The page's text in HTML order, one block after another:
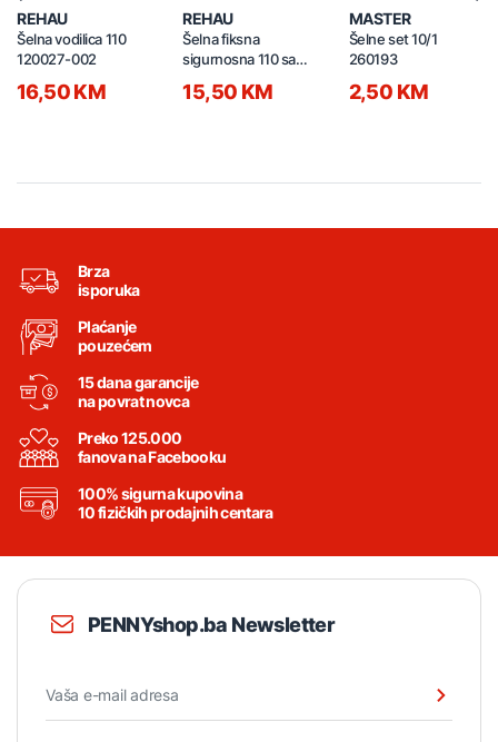
REHAU
Šelna vodilica 110
120027-002
16,50 KM
REHAU
Šelna fiksna
sigurnosna 110 sa
120029-002
15,50 KM
MASTER
Šelne set 10/1
260193
2,50 KM
Previous
Brza
isporuka
Plaćanje
pouzećem
15 dana garancije
na povrat novca
Preko 125.000
fanova na Facebooku
100% sigurna kupovina
10 fizičkih prodajnih centara
PENNYshop.ba Newsletter